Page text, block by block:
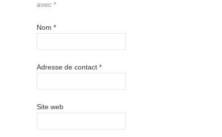
avec *
Nom *
Adresse de contact *
Site web